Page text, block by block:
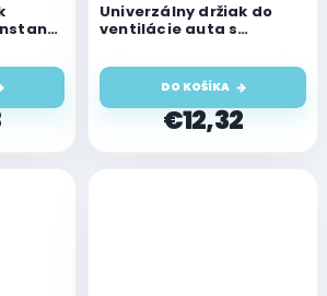
Univerzálny držiak do
ventilácie auta s
nabíjania Cellularline
Handy Roll, čierny
€12,32
DO KOŠÍKA